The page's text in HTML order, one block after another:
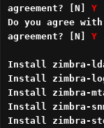
agreement? [N] Y
Do you agree
agreement? [N] Y
Install zimbra-
Install zimbra-
Install zimbra-
Install zimbra-
Install zimbra-